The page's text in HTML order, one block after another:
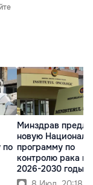
по
Минздрав
новую
программу по
контролю рака на
2026-2030 годы